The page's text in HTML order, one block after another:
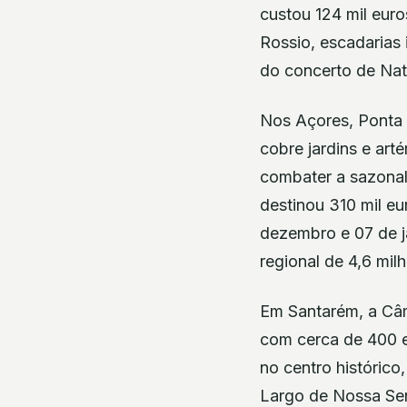
custou 124 mil
Rossio,
do concerto de
Nos Açores,
cobre jardins e
combater a
destinou 310 mil
dezembro e 07 de
regional de 4,6
Em Santarém, a
com cerca de 400
no centro
Largo de Nossa